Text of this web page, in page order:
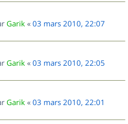
Garik « 03 mars 2010, 22:07
Garik « 03 mars 2010, 22:05
Garik « 03 mars 2010, 22:01